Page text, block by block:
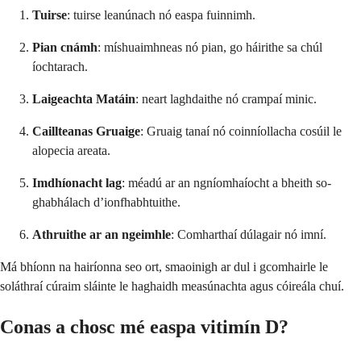
Tuirse: tuirse leanúnach nó easpa fuinnimh.
Pian cnámh: míshuaimhneas nó pian, go háirithe sa chúl
íochtarach.
Laigeachta Matáin: neart laghdaithe nó crampaí minic.
Caillteanas Gruaige: Gruaig tanaí nó coinníollacha cosúil le
alopecia areata.
Imdhíonacht lag: méadú ar an ngníomhaíocht a bheith so-
ghabhálach d’ionfhabhtuithe.
Athruithe ar an ngeimhle: Comharthaí dúlagair nó imní.
Má bhíonn na hairíonna seo ort, smaoinigh ar dul i gcomhairle le
soláthraí cúraim sláinte le haghaidh measúnachta agus cóireála chuí.
Conas a chosc mé easpa vitimín D?